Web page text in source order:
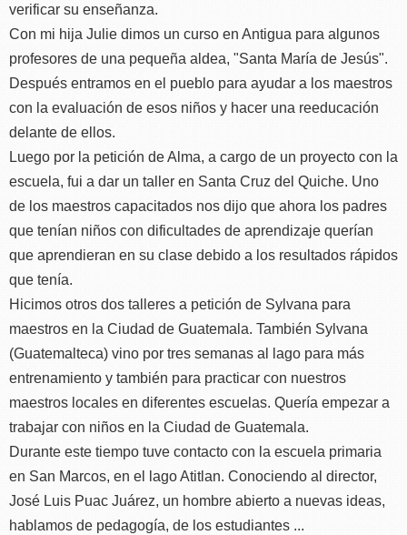
verificar su enseñanza.
Con mi hija Julie dimos un curso en Antigua para algunos
profesores de una pequeña aldea, "Santa María de Jesús".
Después entramos en el pueblo para ayudar a los maestros
con la evaluación de esos niños y hacer una reeducación
delante de ellos.
Luego por la petición de Alma, a cargo de un proyecto con la
escuela, fui a dar un taller en Santa Cruz del Quiche. Uno
de los maestros capacitados nos dijo que ahora los padres
que tenían niños con dificultades de aprendizaje querían
que aprendieran en su clase debido a los resultados rápidos
que tenía.
Hicimos otros dos talleres a petición de Sylvana para
maestros en la Ciudad de Guatemala. También Sylvana
(Guatemalteca) vino por tres semanas al lago para más
entrenamiento y también para practicar con nuestros
maestros locales en diferentes escuelas. Quería empezar a
trabajar con niños en la Ciudad de Guatemala.
Durante este tiempo tuve contacto con la escuela primaria
en San Marcos, en el lago Atitlan. Conociendo al director,
José Luis Puac Juárez, un hombre abierto a nuevas ideas,
hablamos de pedagogía, de los estudiantes ...